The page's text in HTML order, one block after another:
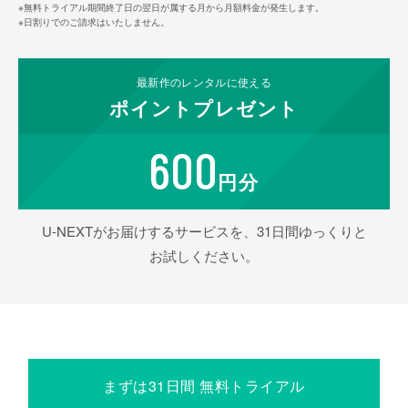
※無料トライアル期間終了日の翌日が属する月から月額料金が発生します。
※日割りでのご請求はいたしません。
最新作のレンタルに使える
ポイント プレゼント
600円分
U-NEXTがお届けするサービスを、31日間ゆっくりと
お試しください。
まずは31日間 無料トライアル